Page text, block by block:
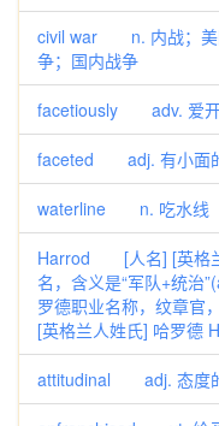
civil war n. 内战；美
争；国内战争
facetiously adv. 爱开
faceted adj. 有小面
waterline n. 吃水线（
Harrod [人名] [英格兰
名，含义是“军队+统治
罗德职业名称，纹章官
[英格兰人姓氏] 哈罗德
attitudinal adj. 态度